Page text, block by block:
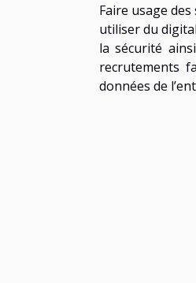
Faire usage
utiliser du
la sécurité
recrutements
données de